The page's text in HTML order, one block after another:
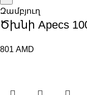
Զամբյուղ
Ծխնի Apecs
801 AMD